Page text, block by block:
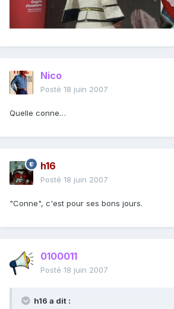
Nico
Posté 18 juin 2007
Quelle conne…
h16
Posté 18 juin 2007
"Conne", c'est pour ses bons jours.
0100011
Posté 18 juin 2007
h16 a dit :